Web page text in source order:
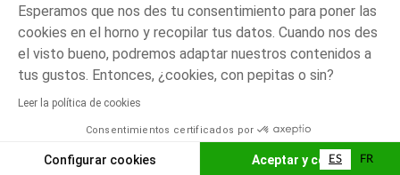
Esperamos que nos des tu consentimiento para poner las
cookies en el horno y recopilar tus datos. Cuando nos des
el visto bueno, podremos adaptar nuestros contenidos a
tus gustos. Entonces, ¿cookies, con pepitas o sin?
Leer la política de cookies
Consentimientos certificados por
Configurar cookies Aceptar y cerrar
Crudo
4
El pago medidante
AÑADIR A LA CESTA
Gestión de las cookies
Accesibilidad: no conforme
Orchestra adhiere al código de ética de la Federación Francesa de comercio
electrónico y venta a distancia (FEVAD) y al sistema de mediación de
ES FR